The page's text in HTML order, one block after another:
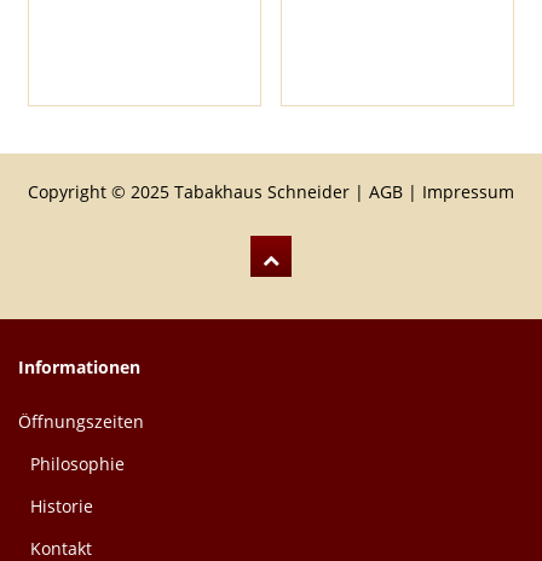
Copyright © 2025 Tabakhaus Schneider | AGB | Impressum
Informationen
Öffnungszeiten
Philosophie
Historie
Kontakt